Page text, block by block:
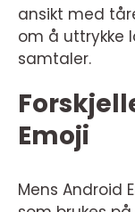
ansikt med
om å uttrykke
samtaler.
Emoji
Mens Android